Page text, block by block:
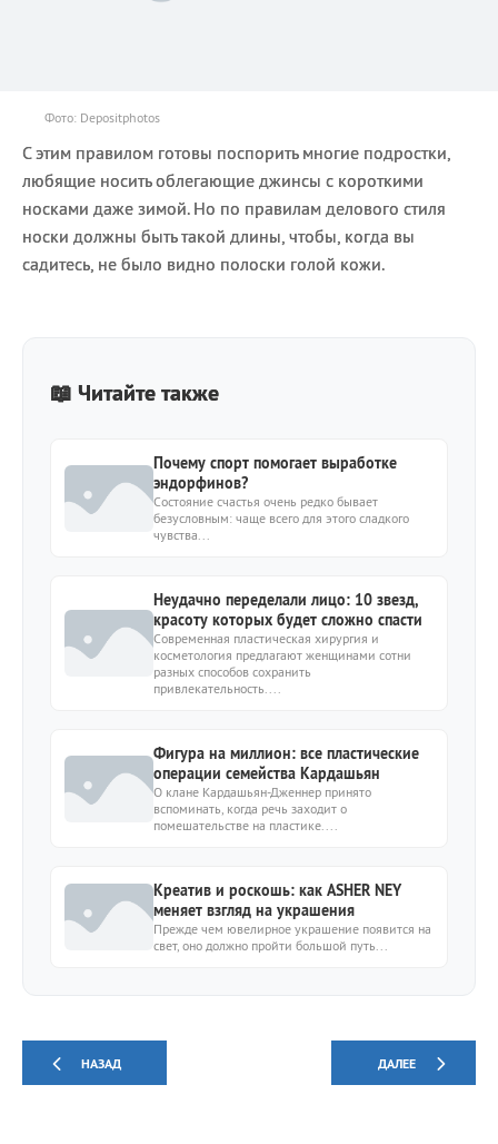
Фото: Depositphotos
С этим правилом готовы поспорить многие подростки,
любящие носить облегающие джинсы с короткими
носками даже зимой. Но по правилам делового стиля
носки должны быть такой длины, чтобы, когда вы
садитесь, не было видно полоски голой кожи.
📖 Читайте также
Почему спорт помогает выработке
эндорфинов?
Состояние счастья очень редко бывает
безусловным: чаще всего для этого сладкого
чувства...
Неудачно переделали лицо: 10 звезд,
красоту которых будет сложно спасти
Современная пластическая хирургия и
косметология предлагают женщинами сотни
разных способов сохранить
привлекательность....
Фигура на миллион: все пластические
операции семейства Кардашьян
О клане Кардашьян-Дженнер принято
вспоминать, когда речь заходит о
помешательстве на пластике....
Креатив и роскошь: как ASHER NEY
меняет взгляд на украшения
Прежде чем ювелирное украшение появится на
свет, оно должно пройти большой путь...
НАЗАД ДАЛЕЕ